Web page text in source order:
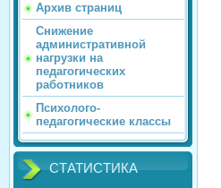
Архив страниц
Снижение
административной
нагрузки на
педагогических
работников
Психолого-
педагогические классы
СТАТИСТИКА